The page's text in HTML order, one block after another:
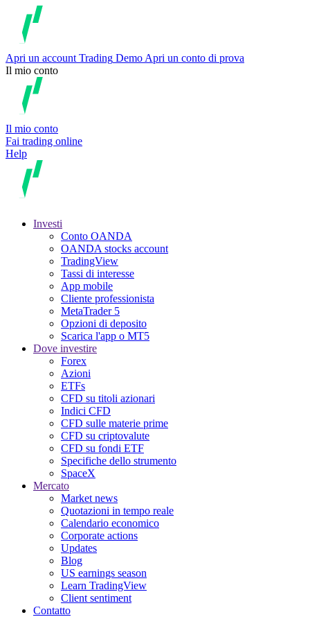
Apri un account Trading Demo Apri un conto di prova
Il mio conto
Il mio conto
Fai trading online
Help
Investi
Conto OANDA
OANDA stocks account
TradingView
Tassi di interesse
App mobile
Cliente professionista
MetaTrader 5
Opzioni di deposito
Scarica l'app o MT5
Dove investire
Forex
Azioni
ETFs
CFD su titoli azionari
Indici CFD
CFD sulle materie prime
CFD su criptovalute
CFD su fondi ETF
Specifiche dello strumento
SpaceX
Mercato
Market news
Quotazioni in tempo reale
Calendario economico
Corporate actions
Updates
Blog
US earnings season
Learn TradingView
Client sentiment
Contatto